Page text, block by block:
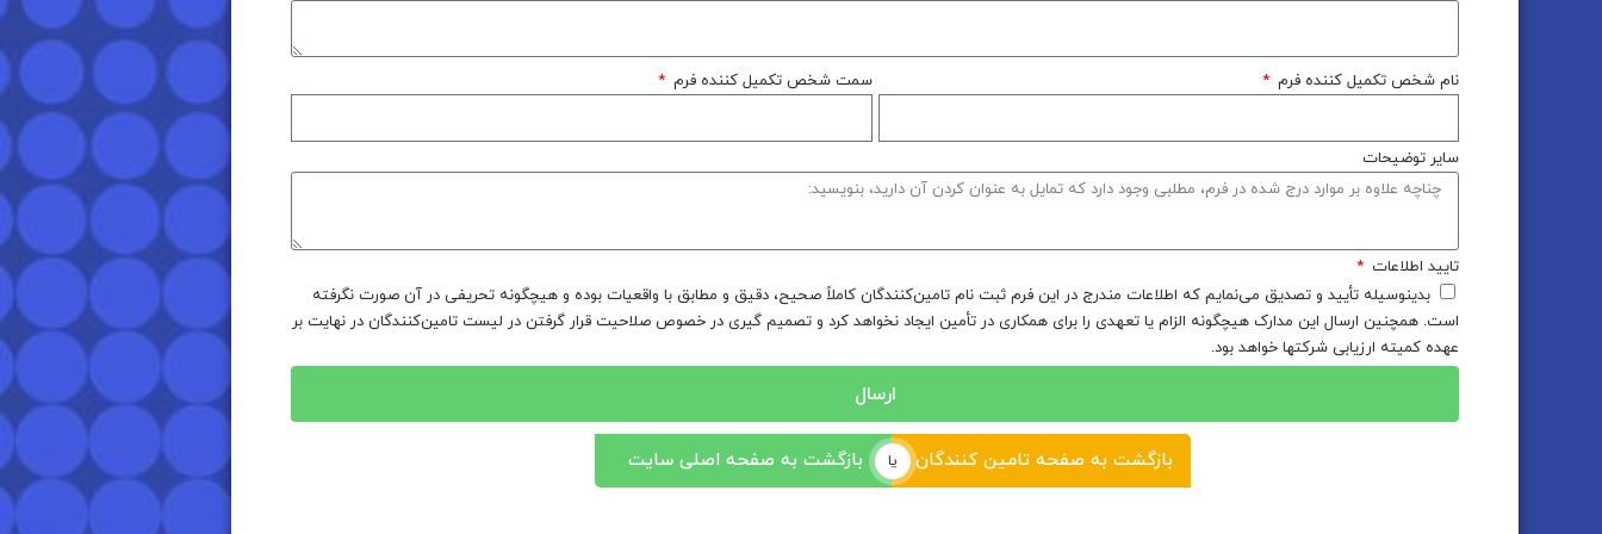
نام شخص تکمیل کننده فرم سمت شخص تکمیل کننده فرم
سایر توضیحات
تایید اطلاعات
بدینوسیله تأیید و تصدیق می‌نمایم که اطلاعات مندرج در این فرم ثبت نام تامین‌کنندگان کاملاً صحیح، دقیق و مطابق با واقعیات بوده و هیچگونه تحریفی در آن صورت نگرفته
است. همچنین ارسال این مدارک هیچگونه الزام یا تعهدی را برای همکاری در تأمین ایجاد نخواهد کرد و تصمیم گیری در خصوص صلاحیت قرار گرفتن در لیست تامین‌کنندگان در نهایت بر
عهده کمیته ارزیابی شرکتها خواهد بود.
ارسال
بازگشت به صفحه تامین کنندگان بازگشت به صفحه اصلی سایت یا